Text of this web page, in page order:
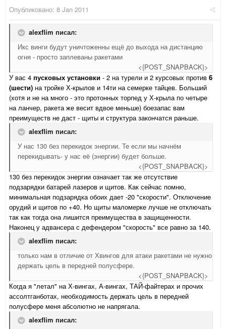
Опубликовано: 8 Jan 2011
alexflim писал:
Икс винги будут уничтоженны ещё до выхода на дистанцию
огня - просто заплеваны ракетами
<{POST_SNAPBACK}>
У вас 4 пусковых установки - 2 на турели и 2 курсовых против 6
(шести) на тройке Х-крылов и 14ти на семерке тайцев. Больший
(хотя и не на много - это протонных торпед у Х-крыла по четыре
на ланчер, ракета же весит вдвое меньше) боезапас вам
преимуществ не даст - щиты и структура закончатся раньше.
alexflim писал:
У нас 130 без перекидок энергии. Те если мы начнём
перекидывать- у нас её (энергии) будет больше.
<{POST_SNAPBACK}>
130 без перекидок энергии означает так же отсутствие
подзарядки батарей лазеров и щитов. Как сейчас помню,
минимальная подзарядка обоих дает -20 "скорости". Отключение
орудий и щитов по +40. Но щиты маломерке лучше не отключать
так как тогда она лишится преимущества в защищенности.
Наконец у адвансера с дефендером "скорость" все равно за 140.
alexflim писал:
только нам в отличие от Хвингов для атаки ракетами не нужно
держать цель в передней полусфере.
<{POST_SNAPBACK}>
Когда я "летал" на Х-вингах, А-вингах, ТАЙ-файтерах и прочих
ассолтганботах, необходимость держать цель в передней
полусфере меня абсолютно не напрягала.
alexflim писал: